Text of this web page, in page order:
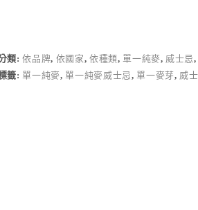
類:依品牌, 依國家, 依種類,單一純麥, 威士忌,
籤:單一純麥,單一純麥威士忌,單一麥芽, 威